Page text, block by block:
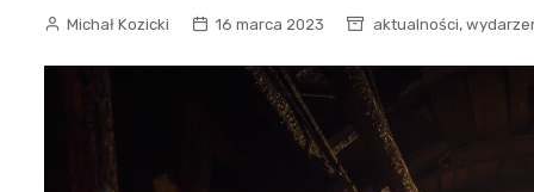
Michał Kozicki 16 marca 2023 aktualności,